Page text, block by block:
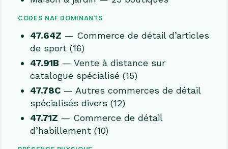
CODES NAF DOMINANTS
47.64Z — Commerce de détail d’articles
de sport (16)
47.91B — Vente à distance sur
catalogue spécialisé (15)
47.78C — Autres commerces de détail
spécialisés divers (12)
47.71Z — Commerce de détail
d’habillement (10)